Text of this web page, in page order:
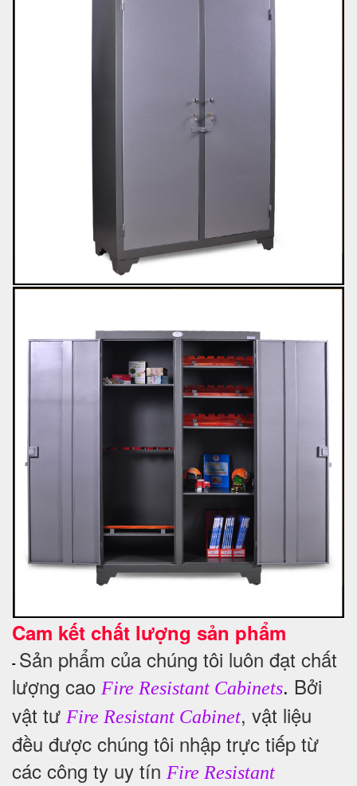
Cam kết chất lượng sản phẩm
- Sản phẩm của chúng tôi luôn đạt chất
lượng cao Fire Resistant Cabinets. Bởi
vật tư Fire Resistant Cabinet, vật liệu
đều được chúng tôi nhập trực tiếp từ
các công ty uy tín Fire Resistant